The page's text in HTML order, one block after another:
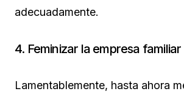
adecuadamente.
4. Feminizar la empresa familiar
Lamentablemente, hasta ahora